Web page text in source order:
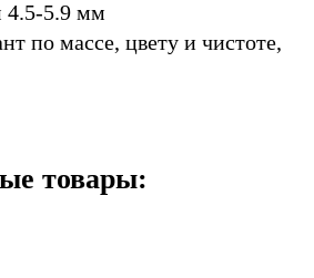
4.5-5.9 мм
по массе, цвету и чистоте,
товары: